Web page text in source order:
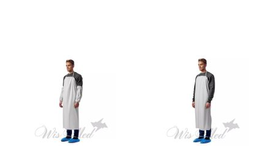
Распродажа
Подарки и сертификаты
Дезинфекция